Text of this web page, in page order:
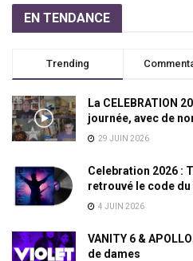
EN TENDANCE
Trending
La CELEBRATION
journée, avec de
29 JUIN 2026
Celebration 2026 :
retrouvé le code du
4 JUIN 2026
VANITY 6 &
de dames